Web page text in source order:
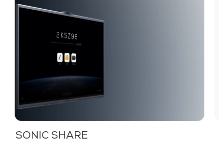
SONIC SHARE